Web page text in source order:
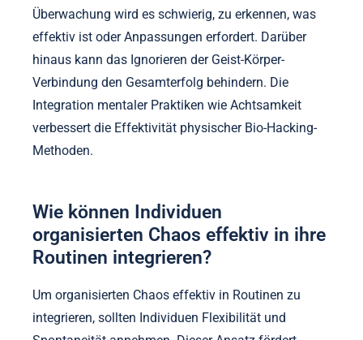
Überwachung wird es schwierig, zu erkennen, was
effektiv ist oder Anpassungen erfordert. Darüber
hinaus kann das Ignorieren der Geist-Körper-
Verbindung den Gesamterfolg behindern. Die
Integration mentaler Praktiken wie Achtsamkeit
verbessert die Effektivität physischer Bio-Hacking-
Methoden.